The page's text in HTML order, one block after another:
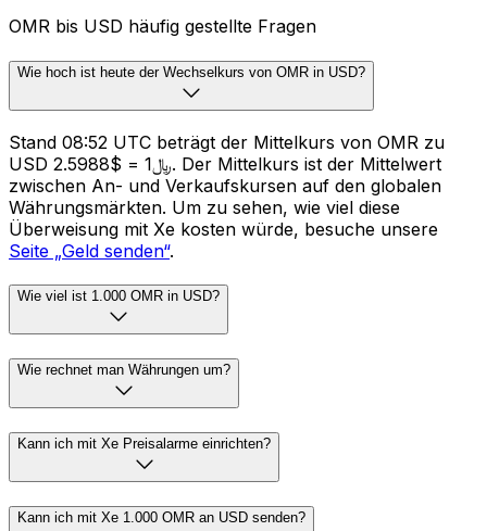
OMR bis USD häufig gestellte Fragen
Wie hoch ist heute der Wechselkurs von OMR in USD?
Stand 08:52 UTC beträgt der Mittelkurs von OMR zu
USD ﷼1 = $2.5988. Der Mittelkurs ist der Mittelwert
zwischen An- und Verkaufskursen auf den globalen
Währungsmärkten. Um zu sehen, wie viel diese
Überweisung mit Xe kosten würde, besuche unsere
Seite „Geld senden“.
Wie viel ist 1.000 OMR in USD?
Wie rechnet man Währungen um?
Kann ich mit Xe Preisalarme einrichten?
Kann ich mit Xe 1.000 OMR an USD senden?